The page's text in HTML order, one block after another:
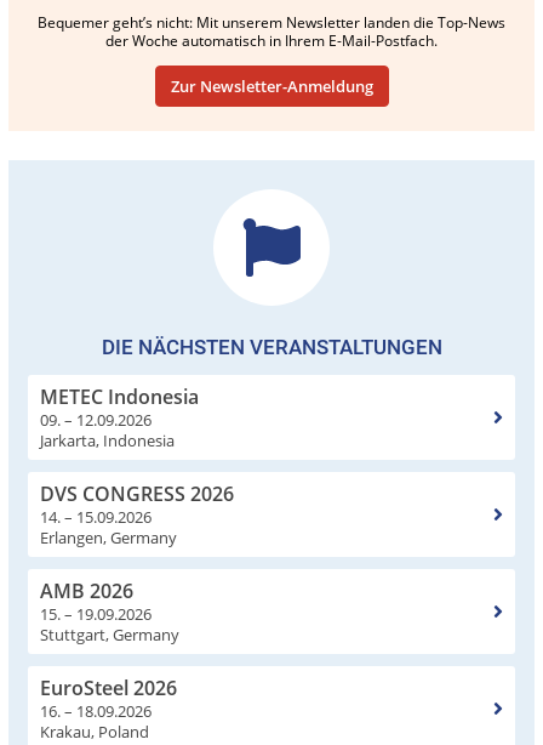
Bequemer geht’s nicht: Mit unserem Newsletter landen die Top-News
der Woche automatisch in Ihrem E-Mail-Postfach.
Zur Newsletter-Anmeldung
DIE NÄCHSTEN VERANSTALTUNGEN
METEC Indonesia
09. – 12.09.2026
Jarkarta, Indonesia
DVS CONGRESS 2026
14. – 15.09.2026
Erlangen, Germany
AMB 2026
15. – 19.09.2026
Stuttgart, Germany
EuroSteel 2026
16. – 18.09.2026
Krakau, Poland